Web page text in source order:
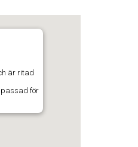
är ritad
för